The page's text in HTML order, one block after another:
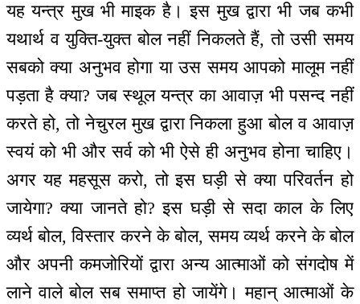
यह यन्‍त्र मुख भी माइक है। इस मुख द्वारा भी जब कभी
यथार्थ व युक्ति-युक्त बोल नहीं निकलते हैं, तो उसी समय
सबको क्या अनुभव होगा या उस समय आपको मालूम नहीं
पड़ता है क्या? जब स्थूल यन्‍त्र का आवाज़ भी पसन्द नहीं
करते हो, तो नेचुरल मुख द्वारा निकला हुआ बोल व आवाज़
स्वयं को भी और सर्व को भी ऐसे ही अनुभव होना चाहिए।
अगर यह महसूस करो, तो इस घड़ी से क्या परिवर्तन हो
जायेगा? क्या जानते हो? इस घड़ी से सदा काल के लिए
व्यर्थ बोल, विस्तार करने के बोल, समय व्यर्थ करने के बोल
और अपनी कमजोरियों द्वारा अन्य आत्माओं को संगदोष में
लाने वाले बोल सब समाप्त हो जायेंगे। महान् आत्माओं के